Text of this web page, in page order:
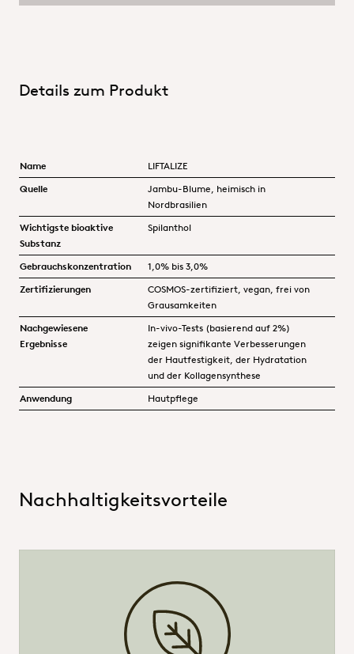
Details zum Produkt
Name
LIFTALIZE
Quelle
Jambu-Blume, heimisch in
Nordbrasilien
Wichtigste bioaktive
Substanz
Spilanthol
Gebrauchskonzentration
1,0% bis 3,0%
Zertifizierungen
COSMOS-zertifiziert, vegan, frei von
Grausamkeiten
Nachgewiesene
Ergebnisse
In-vivo-Tests (basierend auf 2%)
zeigen signifikante Verbesserungen
der Hautfestigkeit, der Hydratation
und der Kollagensynthese
Anwendung
Hautpflege
Nachhaltigkeitsvorteile